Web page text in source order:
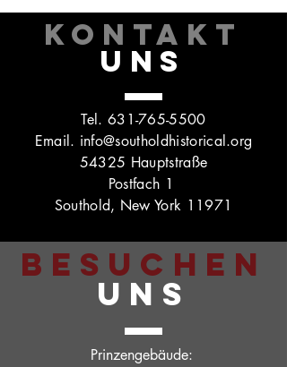
KONTAKT
UNS
Tel. 631-765-5500
Email. info@southoldhistorical.org
54325 Hauptstraße
Postfach 1
Southold, New York 11971
BESUCHEN
UNS
Prinzengebäude: